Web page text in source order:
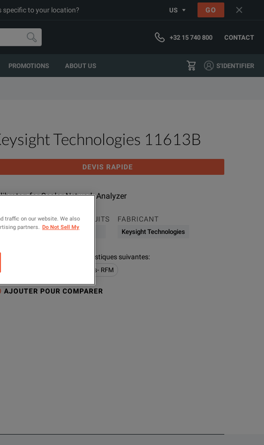
specific to your location? US GO
+32 15 740 800 CONTACT
PROMOTIONS ABOUT US S'IDENTIFIER
Technologies 11613B
DEVIS RAPIDE
for Scalar Network Analyzer
GAMME DE PRODUITS
Calibration
FABRICANT
Keysight Technologies
configuration a les caractéristiques suivantes:
Calibration Standards- RFM
AJOUTER POUR COMPARER
traffic on our website. We also
partners. Do Not Sell My